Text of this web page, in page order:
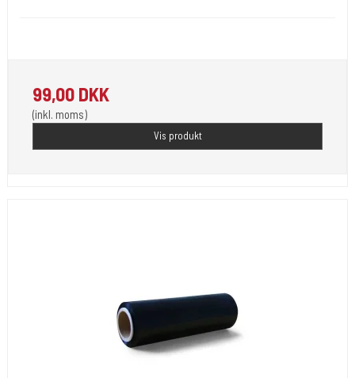
99,00 DKK
(inkl. moms)
Vis produkt